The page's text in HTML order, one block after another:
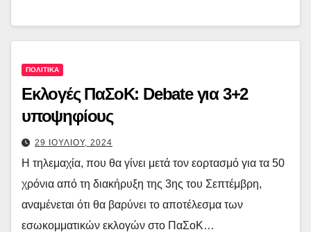
ΠΟΛΙΤΙΚΑ
Εκλογές ΠαΣοΚ: Debate για 3+2
υποψηφίους
29 ΙΟΥΛΙΟΥ, 2024
Η τηλεμαχία, που θα γίνει μετά τον εορτασμό για τα 50
χρόνια από τη διακήρυξη της 3ης του Σεπτέμβρη,
αναμένεται ότι θα βαρύνει το αποτέλεσμα των
εσωκομματικών εκλογών στο ΠαΣοΚ…